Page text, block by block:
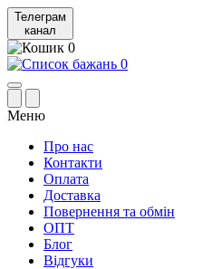
Телеграм
канал
0
0
Меню
Про нас
Контакти
Оплата
Доставка
Повернення та обмін
ОПТ
Блог
Відгуки